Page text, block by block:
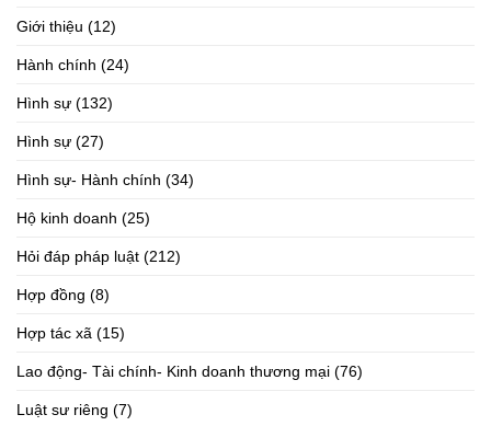
Giới thiệu (12)
Hành chính (24)
Hình sự (132)
Hình sự (27)
Hình sự- Hành chính (34)
Hộ kinh doanh (25)
Hỏi đáp pháp luật (212)
Hợp đồng (8)
Hợp tác xã (15)
Lao động- Tài chính- Kinh doanh thương mại (76)
Luật sư riêng (7)